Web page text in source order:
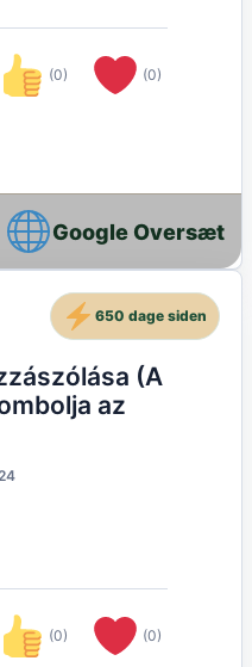
(0) (0)
Google Oversæt
(A
az
(0) (0)
650 dage siden